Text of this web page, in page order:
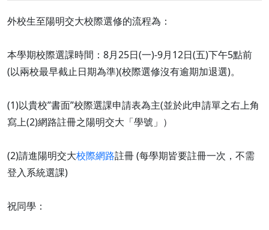
外校生至陽明交大校際選修的流程為：
本學期校際選課時間：8月25日(一)-9月12日(五)下午5點前
(以兩校最早截止日期為準)(校際選修沒有逾期加退選)。
(1)以貴校”書面”校際選課申請表為主(並於此申請單之右上角
寫上(2)網路註冊之陽明交大「學號」）
(2)請進陽明交大校際網路註冊 (每學期皆要註冊一次，不需
登入系統選課)
祝同學：